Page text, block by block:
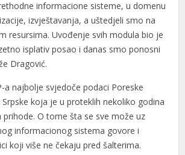
informacione sisteme, u domenu
izvještavanja, a uštedjeli smo na
resursima. Uvođenje svih modula bio je
isplativ posao i danas smo ponosni
Dragović.
a najbolje svjedoče podaci Poreske
Srpske koja je u proteklih nekoliko godina
prihode. O tome šta se sve može uz
informacionog sistema govore i
koji više ne čekaju pred šalterima.